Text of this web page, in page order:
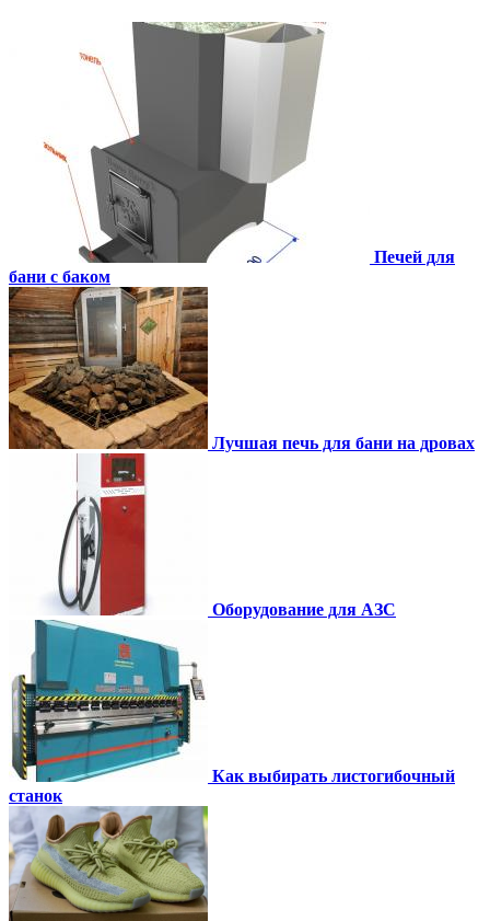
Печей для
бани с баком
Лучшая печь для бани на дровах
Оборудование для АЗС
Как выбирать листогибочный
станок